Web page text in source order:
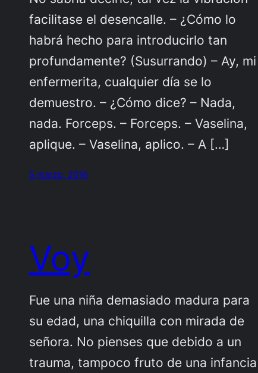
facilitase el desencalle. – ¿Cómo lo
habrá hecho para introducirlo tan
profundamente? (Susurrando) – Ay, mi
enfermerita, cualquier día se lo
demuestro. – ¿Cómo dice? – Nada,
nada. Forceps. – Forceps. – Vaselina,
aplique. – Vaselina, aplico. – A […]
5 marzo, 2016
Voy
Fue una niña demasiado madura para
su edad, una chiquilla con mirada de
señora. No pienses que debido a un
trauma, tampoco fruto de una infancia